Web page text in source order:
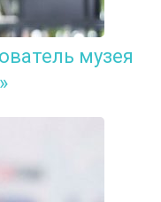
музея